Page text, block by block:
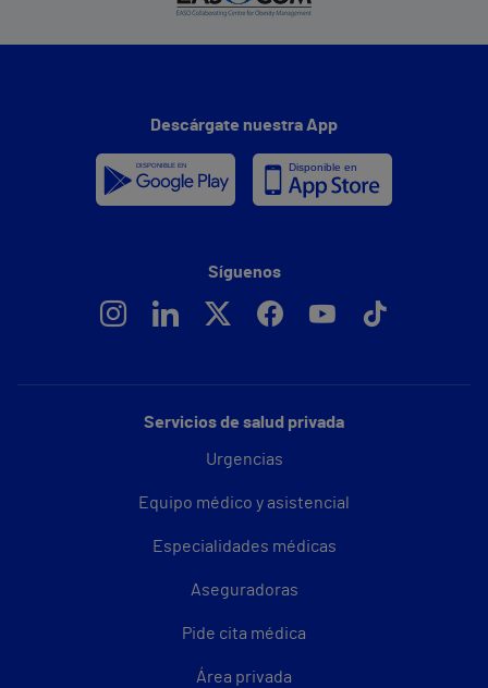
Servicios de salud privada
Urgencias
Equipo médico y asistencial
Especialidades médicas
Aseguradoras
Pide cita médica
Área privada
Descárgate nuestra App
Síguenos